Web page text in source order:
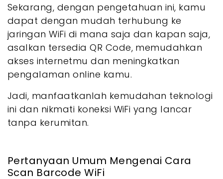
Sekarang, dengan pengetahuan ini, kamu
dapat dengan mudah terhubung ke
jaringan WiFi di mana saja dan kapan saja,
asalkan tersedia QR Code, memudahkan
akses internetmu dan meningkatkan
pengalaman online kamu.
Jadi, manfaatkanlah kemudahan teknologi
ini dan nikmati koneksi WiFi yang lancar
tanpa kerumitan.
Pertanyaan Umum Mengenai Cara
Scan Barcode WiFi